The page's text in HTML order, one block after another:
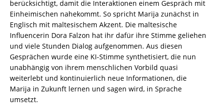
berücksichtigt, damit die Interaktionen einem Gespräch mit
Einheimischen nahekommt. So spricht Marija zunächst in
Englisch mit maltesischem Akzent. Die maltesische
Influencerin Dora Falzon hat ihr dafür ihre Stimme geliehen
und viele Stunden Dialog aufgenommen. Aus diesen
Gesprächen wurde eine KI-Stimme synthetisiert, die nun
unabhängig von ihrem menschlichen Vorbild quasi
weiterlebt und kontinuierlich neue Informationen, die
Marija in Zukunft lernen und sagen wird, in Sprache
umsetzt.